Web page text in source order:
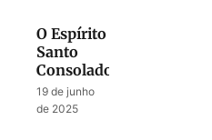
O Espírito
Santo
Consolador
19 de junho
de 2025